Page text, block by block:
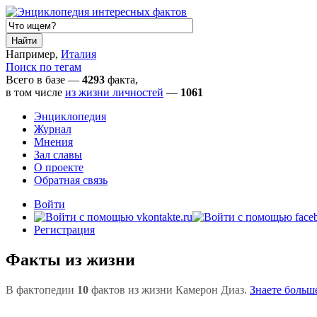
Например, Италия
Поиск по тегам
Всего в базе — 4293 факта,
в том числе из жизни личностей — 1061
Энциклопедия
Журнал
Мнения
Зал славы
О проекте
Обратная связь
Войти
Регистрация
Факты из жизни
В фактопедии 10 фактов из жизни Камерон Диаз. Знаете